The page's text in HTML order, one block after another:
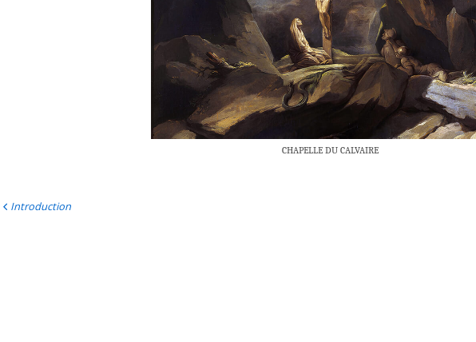
CHAPELLE DU CALVAIRE
Introduction